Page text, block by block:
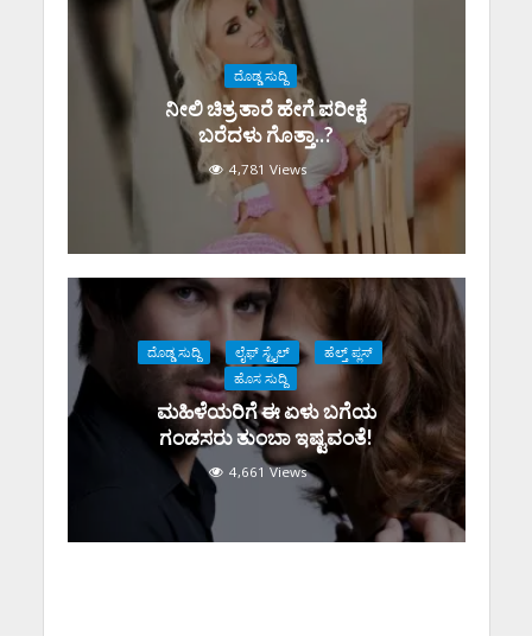
ದೊಡ್ಡ ಸುದ್ದಿ
ನೀಲಿ ಚಿತ್ರ ತಾರೆ ಹೇಗೆ ಪರೀಕ್ಷೆ
ಬರೆದಳು ಗೊತ್ತಾ..?
4,781 Views
ದೊಡ್ಡ ಸುದ್ದಿ ಲೈಫ್ ಸ್ಟೈಲ್
ಹೆಲ್ತ್ ಪ್ಲಸ್
ಹೊಸ ಸುದ್ದಿ
ಮಹಿಳೆಯರಿಗೆ ಈ ಏಳು ಬಗೆಯ
ಗಂಡಸರು ತುಂಬಾ ಇಷ್ಟವಂತೆ!
4,661 Views